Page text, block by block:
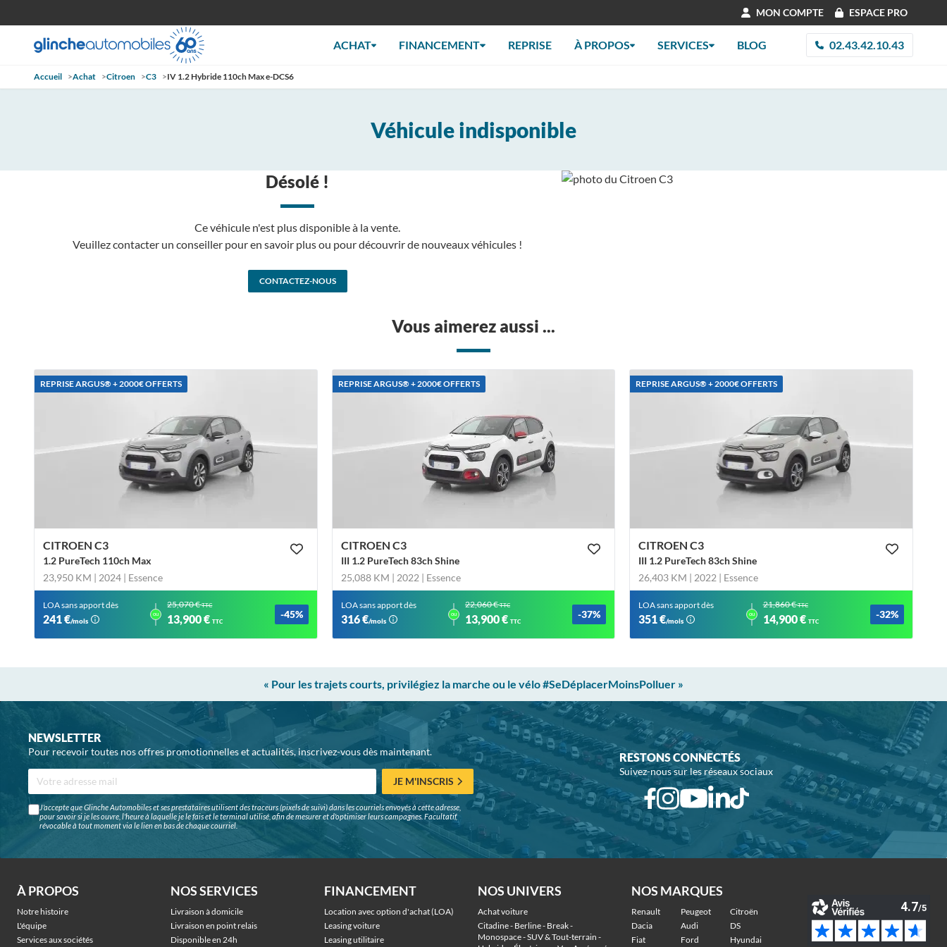
MON COMPTE ESPACE PRO
ACHAT FINANCEMENT REPRISE À PROPOS SERVICES BLOG 02.43.42.10.43
Accueil >Achat >Citroen >C3 >IV 1.2 Hybride 110ch Max e-DCS6
Véhicule indisponible
Désolé !
Ce véhicule n'est plus disponible à la vente.
Veuillez contacter un conseiller pour en savoir plus ou pour découvrir de nouveaux véhicules !
CONTACTEZ-NOUS
Vous aimerez aussi ...
REPRISE ARGUS®️ + 2000€ OFFERTS
CITROEN C3
1.2 PureTech 110ch Max
23,950 KM | 2024 | Essence
LOA sans apport dès
241 €/mois
ou
25,070 €TTC
13,900 €TTC
-45%
REPRISE ARGUS®️ + 2000€ OFFERTS
CITROEN C3
III 1.2 PureTech 83ch Shine
25,088 KM | 2022 | Essence
LOA sans apport dès
316 €/mois
ou
22,060 €TTC
13,900 € TTC
-37%
REPRISE ARGUS®️ + 2000€ OFFERTS
CITROEN C3
III 1.2 PureTech 83ch Shine
26,403 KM | 2022 | Essence
LOA sans apport dès
351 €/mois
ou
21,860 €TTC
14,900 € TTC
-32%
« Pour les trajets courts, privilégiez la marche ou le vélo #SeDéplacerMoinsPolluer »
NEWSLETTER
Pour recevoir toutes nos offres promotionnelles et actualités, inscrivez-vous dès maintenant.
JE M'INSCRIS
J'accepte que Glinche Automobiles et ses prestataires utilisent des traceurs (pixels de suivi) dans les courriels envoyés à cette adresse,
pour savoir si je les ouvre, l'heure à laquelle je le fais et le terminal utilisé, afin de mesurer et d'optimiser leurs campagnes. Facultatif,
révocable à tout moment via le lien en bas de chaque courriel.
RESTONS CONNECTÉS
Suivez-nous sur les réseaux sociaux
À PROPOS
Notre histoire
L'équipe
Services aux sociétés
NOS SERVICES
Livraison à domicile
Livraison en point relais
Disponible en 24h
FINANCEMENT
Location avec option d'achat (LOA)
Leasing voiture
Leasing utilitaire
NOS UNIVERS
Achat voiture
Citadine - Berline - Break -
Monospace - SUV & Tout-terrain -
NOS MARQUES
Renault Peugeot
Citroën
Dacia
Audi
DS
Fiat
Ford Hyundai